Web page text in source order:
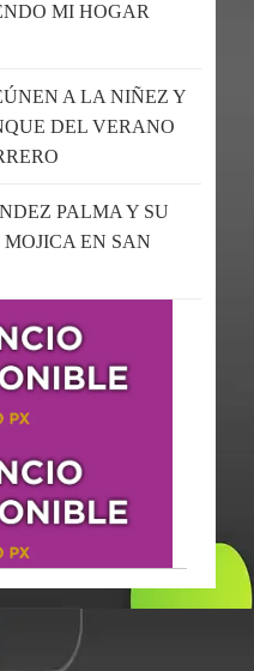
MI HOGAR
A LA NIÑEZ Y
DEL VERANO
PALMA Y SU
EN SAN